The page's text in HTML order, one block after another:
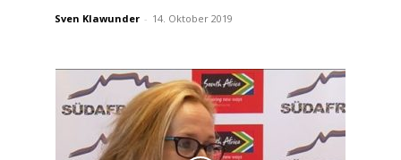
Sven Klawunder - 14. Oktober 2019